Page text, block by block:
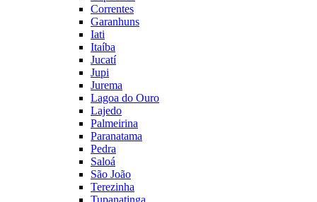
Correntes
Garanhuns
Iati
Itaíba
Jucatí
Jupi
Jurema
Lagoa do Ouro
Lajedo
Palmeirina
Paranatama
Pedra
Saloá
São João
Terezinha
Tupanatinga